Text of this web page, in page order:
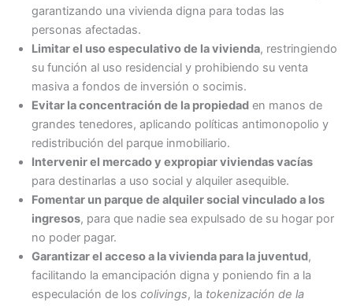
garantizando una vivienda digna para todas las
personas afectadas.
Limitar el uso especulativo de la vivienda, restringiendo
su función al uso residencial y prohibiendo su venta
masiva a fondos de inversión o socimis.
Evitar la concentración de la propiedad en manos de
grandes tenedores, aplicando políticas antimonopolio y
redistribución del parque inmobiliario.
Intervenir el mercado y expropiar viviendas vacías
para destinarlas a uso social y alquiler asequible.
Fomentar un parque de alquiler social vinculado a los
ingresos, para que nadie sea expulsado de su hogar por
no poder pagar.
Garantizar el acceso a la vivienda para la juventud,
facilitando la emancipación digna y poniendo fin a la
especulación de los colivings, la tokenización de la